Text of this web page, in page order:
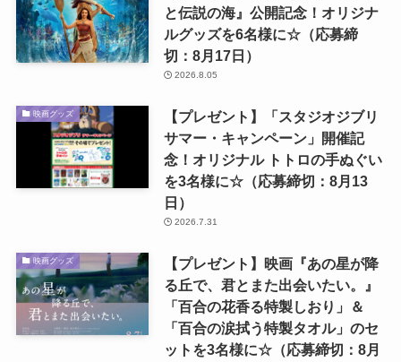
と伝説の海』公開記念！オリジナ
ルグッズを6名様に☆（応募締
切：8月17日）
2026.8.05
映画グッズ
【プレゼント】「スタジオジブリ
サマー・キャンペーン」開催記
念！オリジナル トトロの手ぬぐい
を3名様に☆（応募締切：8月13
日）
2026.7.31
映画グッズ
【プレゼント】映画『あの星が降
る丘で、君とまた出会いたい。』
「百合の花香る特製しおり」＆
「百合の涙拭う特製タオル」のセ
ットを3名様に☆（応募締切：8月